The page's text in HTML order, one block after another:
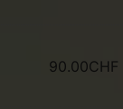
90.00CHF